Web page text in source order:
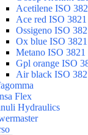
Acetilene ISO
Ace red ISO 3821
Ossigeno ISO
Ox blue ISO 3821
Metano ISO 3821
Gpl orange ISO
Air black ISO
Flex
Hydraulics